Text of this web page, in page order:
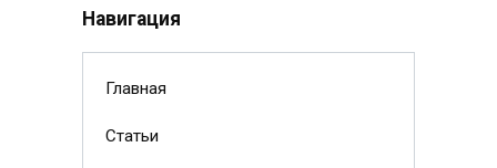
Навигация
Главная
Статьи